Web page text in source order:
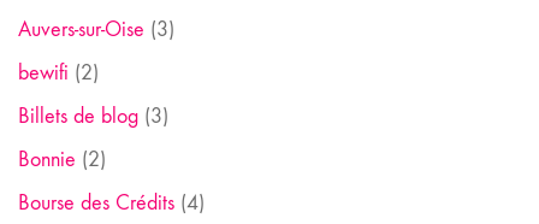
Auvers-sur-Oise (3)
bewifi (2)
Billets de blog (3)
Bonnie (2)
Bourse des Crédits (4)